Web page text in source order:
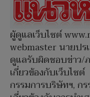
ผู้ดูแลเว็บไซต์
webmaster นายปร
ดูแลรับผิดชอบข่าว
เกี่ยวข้องกับเว็บไซต์
กรรมการบริษัทฯ, ก